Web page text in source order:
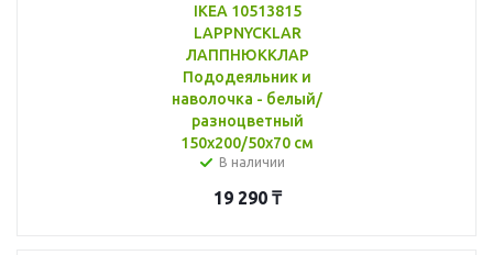
IKEA 10513815
LAPPNYCKLAR
ЛАППНЮККЛАР
Пододеяльник и
наволочка - белый/
разноцветный
150x200/50x70 см
В наличии
19 290₸